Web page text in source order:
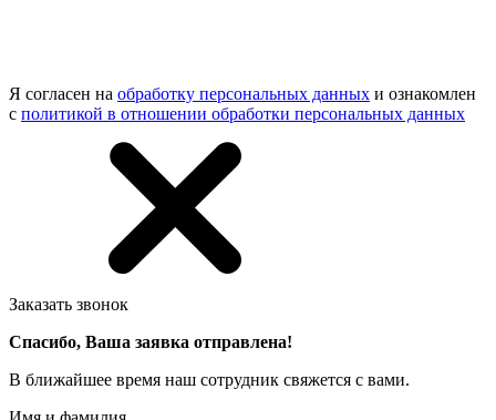
Я согласен на обработку персональных данных и ознакомлен
с политикой в отношении обработки персональных данных
Заказать звонок
Спасибо, Ваша заявка отправлена!
В ближайшее время наш сотрудник свяжется с вами.